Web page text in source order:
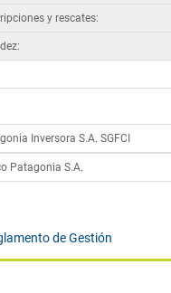
y rescates:
Inversora S.A. SGFCI
Patagonia S.A.
de Gestión